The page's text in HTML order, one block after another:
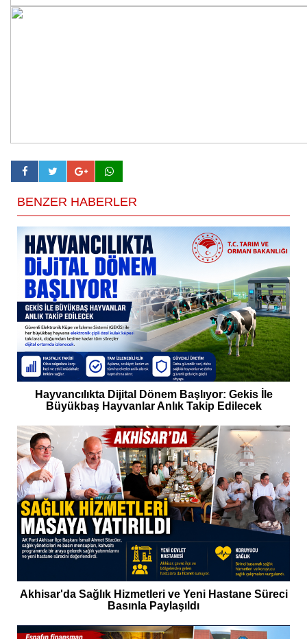
BENZER HABERLER
Hayvancılıkta Dijital Dönem Başlıyor: Gekis İle
Büyükbaş Hayvanlar Anlık Takip Edilecek
Akhisar'da Sağlık Hizmetleri ve Yeni Hastane Süreci
Basınla Paylaşıldı